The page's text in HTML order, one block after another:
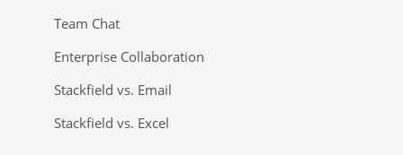
Team Chat
Enterprise Collaboration
Stackfield vs. Email
Stackfield vs. Excel